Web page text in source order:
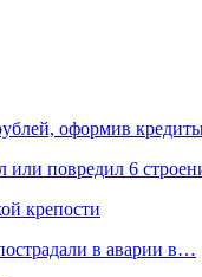
оформив
или повредил 6
крепости
в аварии в…